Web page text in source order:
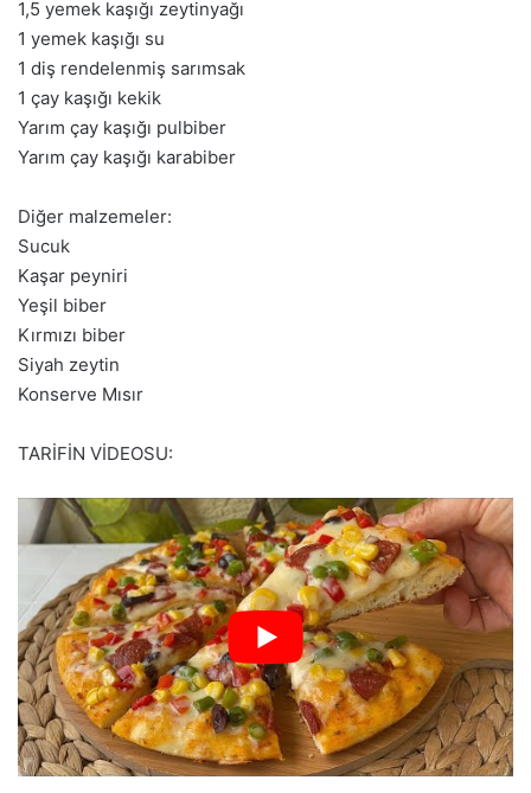
1,5 yemek kaşığı zeytinyağı
1 yemek kaşığı su
1 diş rendelenmiş sarımsak
1 çay kaşığı kekik
Yarım çay kaşığı pulbiber
Yarım çay kaşığı karabiber
Diğer malzemeler:
Sucuk
Kaşar peyniri
Yeşil biber
Kırmızı biber
Siyah zeytin
Konserve Mısır
TARİFİN VİDEOSU: